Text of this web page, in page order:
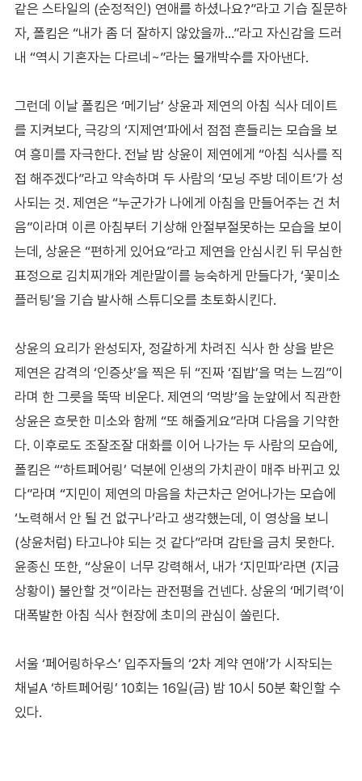
같은 스타일의 (순정적인) 연애를 하셨나요?”라고 기습 질문하
자, 폴킴은 “내가 좀 더 잘하지 않았을까…”라고 자신감을 드러
내 “역시 기혼자는 다르네~”라는 물개박수를 자아낸다.
그런데 이날 폴킴은 ‘메기남’ 상윤과 제연의 아침 식사 데이트
를 지켜보다, 극강의 ‘지제연’파에서 점점 흔들리는 모습을 보
여 흥미를 자극한다. 전날 밤 상윤이 제연에게 “아침 식사를 직
접 해주겠다”라고 약속하며 두 사람의 ‘모닝 주방 데이트’가 성
사되는 것. 제연은 “누군가가 나에게 아침을 만들어주는 건 처
음”이라며 이른 아침부터 기상해 안절부절못하는 모습을 보이
는데, 상윤은 “편하게 있어요”라고 제연을 안심시킨 뒤 무심한
표정으로 김치찌개와 계란말이를 능숙하게 만들다가, ‘꽃미소
플러팅’을 기습 발사해 스튜디오를 초토화시킨다.
상윤의 요리가 완성되자, 정갈하게 차려진 식사 한 상을 받은
제연은 감격의 ‘인증샷’을 찍은 뒤 “진짜 ‘집밥’을 먹는 느낌”이
라며 한 그릇을 뚝딱 비운다. 제연의 ‘먹방’을 눈앞에서 직관한
상윤은 흐뭇한 미소와 함께 “또 해줄게요”라며 다음을 기약한
다. 이후로도 조잘조잘 대화를 이어 나가는 두 사람의 모습에,
폴킴은 “‘하트페어링’ 덕분에 인생의 가치관이 매주 바뀌고 있
다”라며 “지민이 제연의 마음을 차근차근 얻어나가는 모습에
‘노력해서 안 될 건 없구나’라고 생각했는데, 이 영상을 보니
(상윤처럼) 타고나야 되는 것 같다”라며 감탄을 금치 못한다.
윤종신 또한, “상윤이 너무 강력해서, 내가 ‘지민파’라면 (지금
상황이) 불안할 것”이라는 관전평을 건넨다. 상윤의 ‘메기력’이
대폭발한 아침 식사 현장에 초미의 관심이 쏠린다.
서울 ‘페어링하우스’ 입주자들의 ‘2차 계약 연애’가 시작되는
채널A ‘하트페어링’ 10회는 16일(금) 밤 10시 50분 확인할 수
있다.